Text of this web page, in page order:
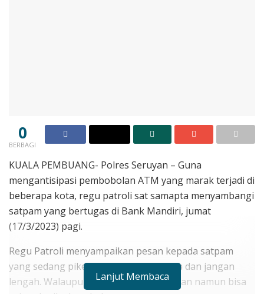
0
BERBAGI
KUALA PEMBUANG- Polres Seruyan – Guna
mengantisipasi pembobolan ATM yang marak terjadi di
beberapa kota, regu patroli sat samapta menyambangi
satpam yang bertugas di Bank Mandiri, jumat
(17/3/2023) pagi.
Regu Patroli menyampaikan pesan kepada satpam
yang sedang piket agar selalu waspada dan jangan
lengah. Walaupun sejauh ini situasi aman namun bisa
Lanjut Membaca